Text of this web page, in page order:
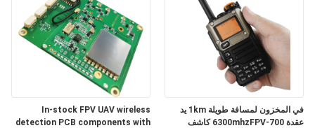
مراقبة
الجودة
اتصل
بنا
In-stock FPV UAV wireless
detection PCB components with
في المخزون لمسافة طويلة 1km يد
عقدة 700-6300mhzFPV كاشف